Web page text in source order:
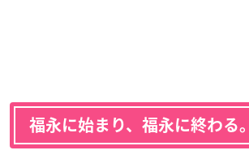
福永に始まり、福永に終わる。